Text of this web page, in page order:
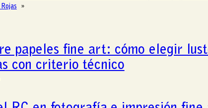
»
papeles fine art: cómo elegir
con criterio técnico